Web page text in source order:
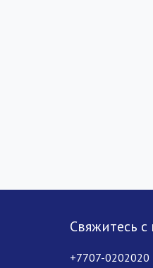
Свяжитесь с
+7707-0202020